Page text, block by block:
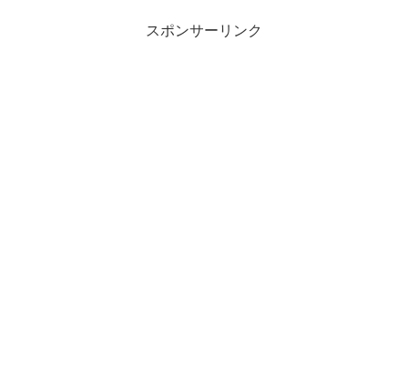
スポンサーリンク